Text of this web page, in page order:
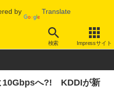
by Translate
検索 Impressサイト
ト 固定回線
10Gbpsへ?! KDDIが新